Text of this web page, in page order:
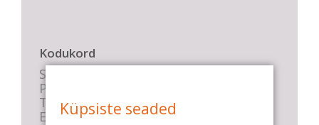
Kodukord
Stuudio sisekord
Privaatsustingimused
Tasemete kirjeldused
E-poe tingimused
Küpsiste seaded